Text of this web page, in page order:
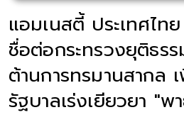
แอมเนสตี้ ประเทศไท
ชื่อต่อกระทรวงยุติธร
ต้านการทรมานสากล
รัฐบาลเร่งเยียวยา "